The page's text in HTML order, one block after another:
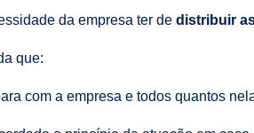
da empresa ter de distribuir
que:
com a empresa e todos quantos